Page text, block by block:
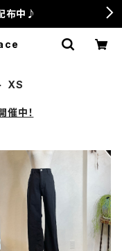
布中♪
XS
中！